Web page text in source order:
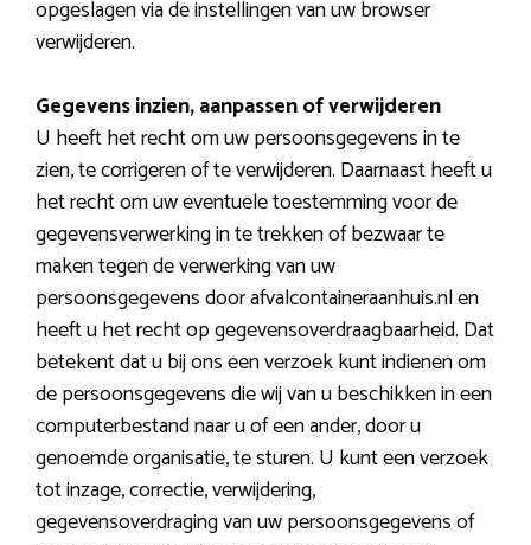
opgeslagen via de instellingen van uw browser
verwijderen.
Gegevens inzien, aanpassen of verwijderen
U heeft het recht om uw persoonsgegevens in te
zien, te corrigeren of te verwijderen. Daarnaast heeft u
het recht om uw eventuele toestemming voor de
gegevensverwerking in te trekken of bezwaar te
maken tegen de verwerking van uw
persoonsgegevens door afvalcontaineraanhuis.nl en
heeft u het recht op gegevensoverdraagbaarheid. Dat
betekent dat u bij ons een verzoek kunt indienen om
de persoonsgegevens die wij van u beschikken in een
computerbestand naar u of een ander, door u
genoemde organisatie, te sturen. U kunt een verzoek
tot inzage, correctie, verwijdering,
gegevensoverdraging van uw persoonsgegevens of